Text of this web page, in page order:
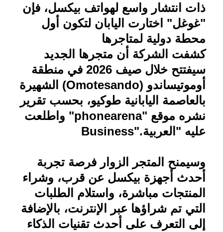
ذات انتشار واسع لهواتف بيكسل، فإن
"غوغل" اختارت اليابان لتكون أول
محطة دولية لمتاجرها
كشفت الشركة أن متجرها الجديد
سيفتتح خلال صيف 2026 في منطقة
أوموتيساندو (Omotesando) الشهيرة
بالعاصمة اليابانية طوكيو، بحسب تقرير
نشره موقع "phonearena" واطلعت
عليه "العربيةBusiness".
وسيمنح المتجر الزوار فرصة تجربة
أحدث أجهزة بيكسل عن قرب، وشراء
المنتجات مباشرة، واستلام الطلبات
التي تم شراؤها عبر الإنترنت، بالإضافة
إلى التعرف على أحدث تقنيات الذكاء